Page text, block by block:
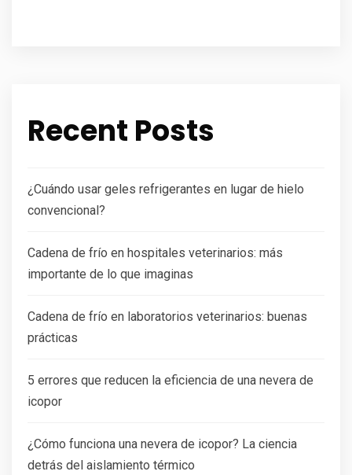
Recent Posts
¿Cuándo usar geles refrigerantes en lugar de hielo
convencional?
Cadena de frío en hospitales veterinarios: más
importante de lo que imaginas
Cadena de frío en laboratorios veterinarios: buenas
prácticas
5 errores que reducen la eficiencia de una nevera de
icopor
¿Cómo funciona una nevera de icopor? La ciencia
detrás del aislamiento térmico